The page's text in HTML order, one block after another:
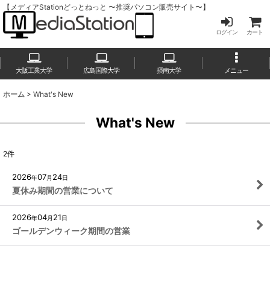
【メディアStationどっとねっと 〜推奨パソコン販売サイト〜】
ログイン カート
大阪工業大学 広島国際大学 摂南大学 メニュー
ホーム > What's New
What's New
2件
2026年07月 24日
夏休み期間の営業について
2026年04月 21日
ゴールデンウィーク期間の営業